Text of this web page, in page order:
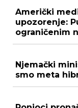
Američki
upozorenje:
ograničenim
Njemački
smo meta